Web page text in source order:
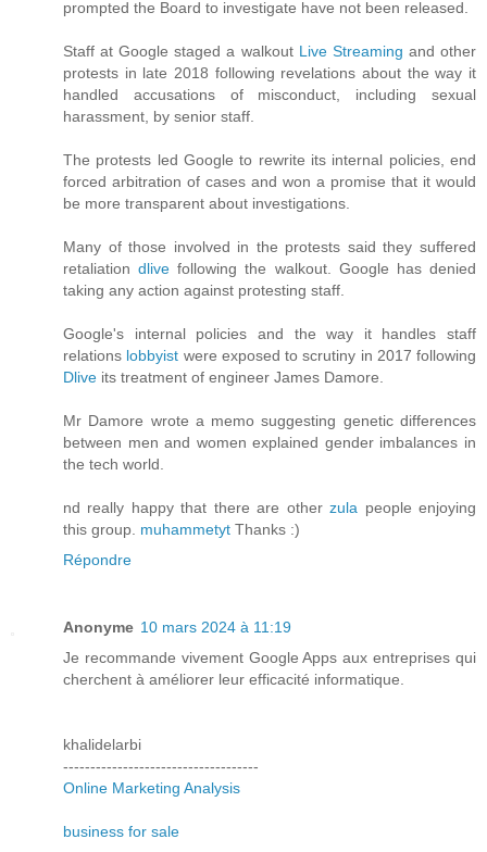
prompted the Board to investigate have not been released.
Staff at Google staged a walkout Live Streaming and other
protests in late 2018 following revelations about the way it
handled accusations of misconduct, including sexual
harassment, by senior staff.
The protests led Google to rewrite its internal policies, end
forced arbitration of cases and won a promise that it would
be more transparent about investigations.
Many of those involved in the protests said they suffered
retaliationdlive following the walkout. Google has denied
taking any action against protesting staff.
Google's internal policies and the way it handles staff
relations lobbyist were exposed to scrutiny in 2017 following
Dlive its treatment of engineer James Damore.
Mr Damore wrote a memo suggesting genetic differences
between men and women explained gender imbalances in
the tech world.
nd really happy that there are otherzula people enjoying
this group. muhammetyt Thanks :)
Répondre
Anonyme 10 mars 2024 à 11:19
Je recommande vivement Google Apps aux entreprises qui
cherchent à améliorer leur efficacité informatique.
khalidelarbi
------------------------------------
Online Marketing Analysis
business for sale